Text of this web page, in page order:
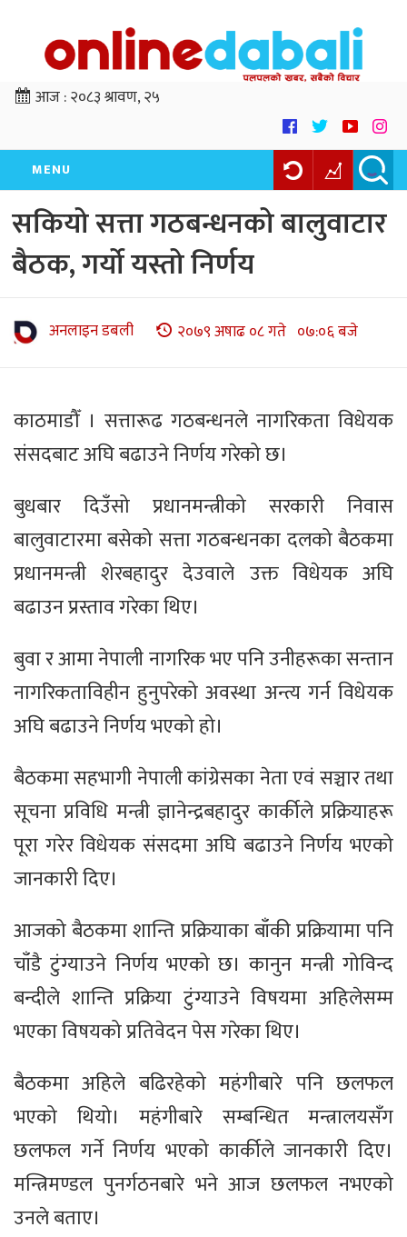
आज :२०८३ श्रावण, २५
MENU
सकियो सत्ता गठबन्धनको बालुवाटार
बैठक, गर्यो यस्तो निर्णय
अनलाइन डबली २०७९ अषाढ ०८ गते ०७:०६ बजे
काठमाडौँ । सत्तारूढ गठबन्धनले नागरिकता विधेयक
संसदबाट अघि बढाउने निर्णय गरेको छ।
बुधबार दिउँसो प्रधानमन्त्रीको सरकारी निवास
बालुवाटारमा बसेको सत्ता गठबन्धनका दलको बैठकमा
प्रधानमन्त्री शेरबहादुर देउवाले उक्त विधेयक अघि
बढाउन प्रस्ताव गरेका थिए।
बुवा र आमा नेपाली नागरिक भए पनि उनीहरूका सन्तान
नागरिकताविहीन हुनुपरेको अवस्था अन्त्य गर्न विधेयक
अघि बढाउने निर्णय भएको हो।
बैठकमा सहभागी नेपाली कांग्रेसका नेता एवं सञ्चार तथा
सूचना प्रविधि मन्त्री ज्ञानेन्द्रबहादुर कार्कीले प्रक्रियाहरू
पूरा गरेर विधेयक संसदमा अघि बढाउने निर्णय भएको
जानकारी दिए।
आजको बैठकमा शान्ति प्रक्रियाका बाँकी प्रक्रियामा पनि
चाँडै टुंग्याउने निर्णय भएको छ। कानुन मन्त्री गोविन्द
बन्दीले शान्ति प्रक्रिया टुंग्याउने विषयमा अहिलेसम्म
भएका विषयको प्रतिवेदन पेस गरेका थिए।
बैठकमा अहिले बढिरहेको महंगीबारे पनि छलफल
भएको थियो। महंगीबारे सम्बन्धित मन्त्रालयसँग
छलफल गर्ने निर्णय भएको कार्कीले जानकारी दिए।
मन्त्रिमण्डल पुनर्गठनबारे भने आज छलफल नभएको
उनले बताए।